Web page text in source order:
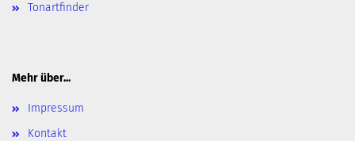
Tonartfinder
Mehr über...
Impressum
Kontakt